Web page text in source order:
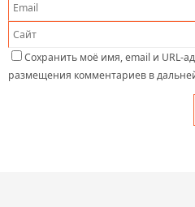
Сохранить моё имя, email и URL-
размещения комментариев в